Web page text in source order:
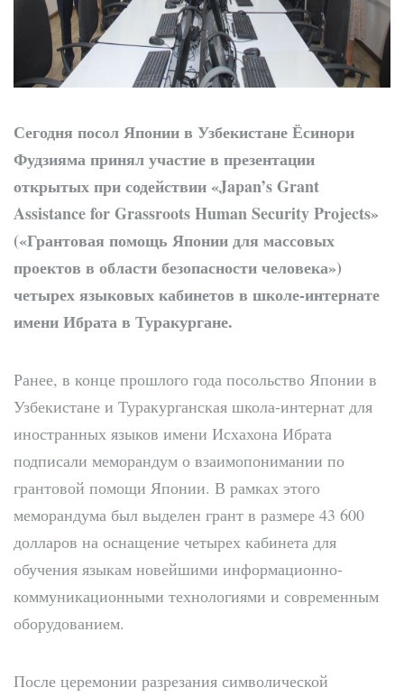
Сегодня посол Японии в Узбекистане Ёсинори
Фудзияма принял участие в презентации
открытых при содействии «Japan’s Grant
Assistance for Grassroots Human Security Projects»
(«Грантовая помощь Японии для массовых
проектов в области безопасности человека»)
четырех языковых кабинетов в школе-интернате
имени Ибрата в Туракургане.
Ранее, в конце прошлого года посольство Японии в
Узбекистане и Туракурганская школа-интернат для
иностранных языков имени Исхахона Ибрата
подписали меморандум о взаимопонимании по
грантовой помощи Японии. В рамках этого
меморандума был выделен грант в размере 43 600
долларов на оснащение четырех кабинета для
обучения языкам новейшими информационно-
коммуникационными технологиями и современным
оборудованием.
После церемонии разрезания символической